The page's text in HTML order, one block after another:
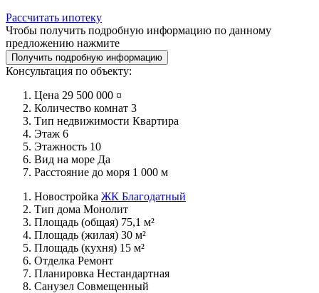
Рассчитать ипотеку
Чтобы получить подробную информацию по данному
предложению нажмите
Получить подробную информацию
Консультация по объекту:
Цена 29 500 000 ¤
Количество комнат 3
Тип недвижимости Квартира
Этаж 6
Этажность 10
Вид на море Да
Расстояние до моря 1 000 м
Новостройка ЖК Благодатный
Тип дома Монолит
Площадь (общая) 75,1 м²
Площадь (жилая) 30 м²
Площадь (кухня) 15 м²
Отделка Ремонт
Планировка Нестандартная
Санузел Совмещенный